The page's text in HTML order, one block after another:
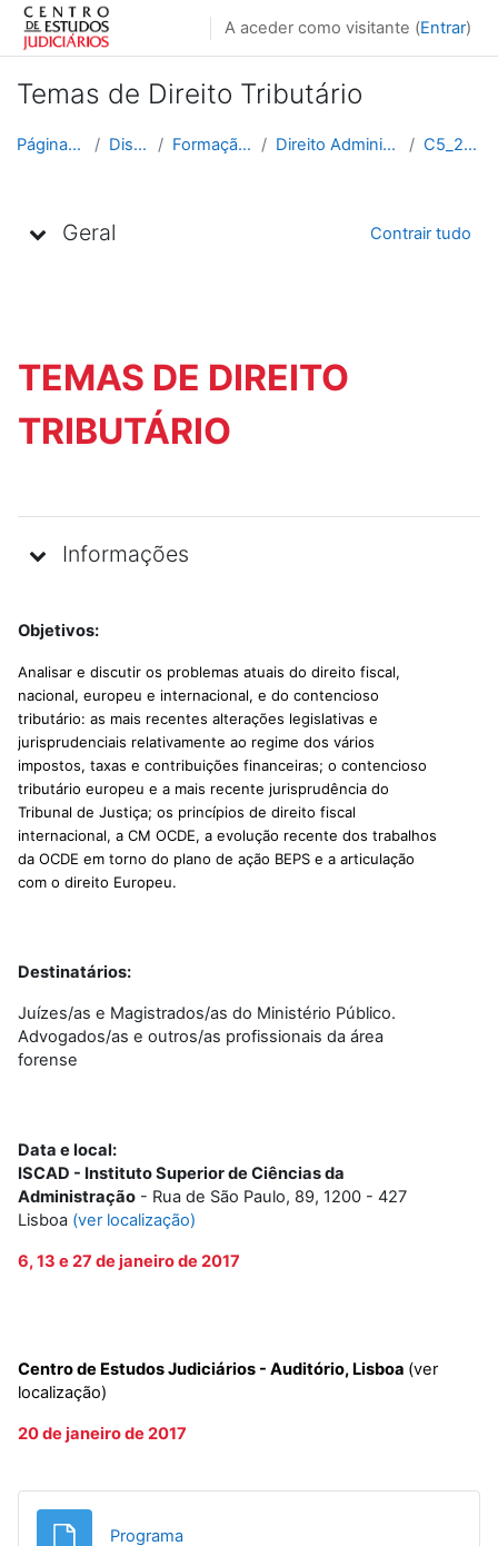
Ir para o conteúdo principal
A aceder como visitante (Entrar)
Temas de Direito Tributário
Página principal Disciplinas Formação Contínua Direito Administrativo e Fiscal C5_2016_2017
Geral Contrair tudo
TEMAS DE DIREITO
TRIBUTÁRIO
Informações
Objetivos:
Analisar e discutir os problemas atuais do direito fiscal,
nacional, europeu e internacional, e do contencioso
tributário: as mais recentes alterações legislativas e
jurisprudenciais relativamente ao regime dos vários
impostos, taxas e contribuições financeiras; o contencioso
tributário europeu e a mais recente jurisprudência do
Tribunal de Justiça; os princípios de direito fiscal
internacional, a CM OCDE, a evolução recente dos trabalhos
da OCDE em torno do plano de ação BEPS e a articulação
com o direito Europeu.
Destinatários:
Juízes/as e Magistrados/as do Ministério Público.
Advogados/as e outros/as profissionais da área
forense
Data e local:
ISCAD - Instituto Superior de Ciências da
Administração - Rua de São Paulo, 89, 1200 - 427
Lisboa (ver localização)
6, 13 e 27 de janeiro de 2017
Centro de Estudos Judiciários - Auditório, Lisboa (ver
localização)
20 de janeiro de 2017
ProgramaFicheiro